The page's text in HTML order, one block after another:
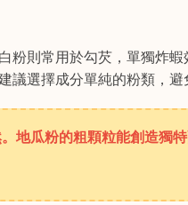
粉則常用於勾芡，單獨炸
選擇成分單純的粉類，避
地瓜粉的粗顆粒能創造獨